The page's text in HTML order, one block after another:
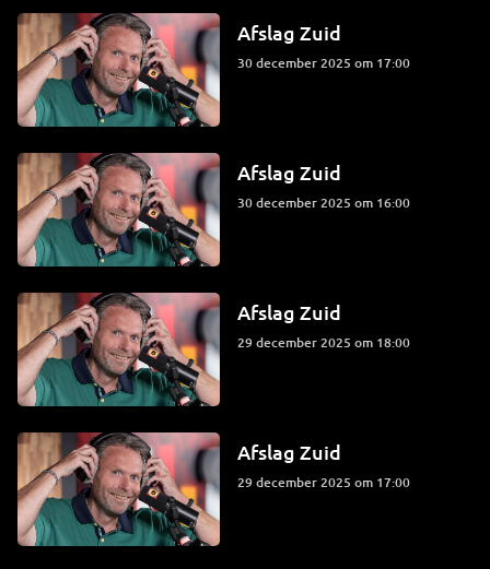
Afslag Zuid
30 december 2025 om 17:00
Afslag Zuid
30 december 2025 om 16:00
Afslag Zuid
29 december 2025 om 18:00
Afslag Zuid
29 december 2025 om 17:00